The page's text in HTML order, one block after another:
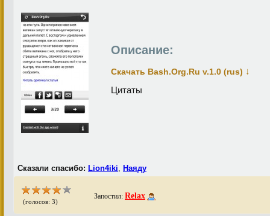
Описание:
Скачать Bash.Org.Ru v.1.0 (rus) ↓
Цитаты
Сказали спасибо: Lion4iki, Наяду
(голосов: 3)
Запостил: Relax